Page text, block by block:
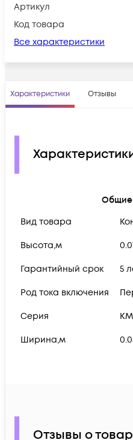
Артикул
Код товара
Все характеристики
Характеристики Отзывы
Общие
Вид товара
Высота,м
Гарантийный срок 5
Род тока включения
Серия
Ширина,м
Отзывы о